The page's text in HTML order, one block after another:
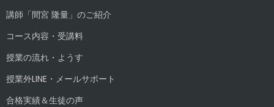
講師「間宮 隆量」のご紹介
コース内容・受講料
授業の流れ・ようす
授業外LINE・メールサポート
合格実績＆生徒の声